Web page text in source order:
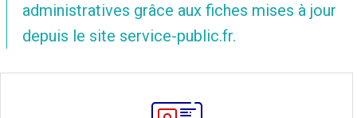
administratives grâce aux fiches mises à jour
depuis le site service-public.fr.